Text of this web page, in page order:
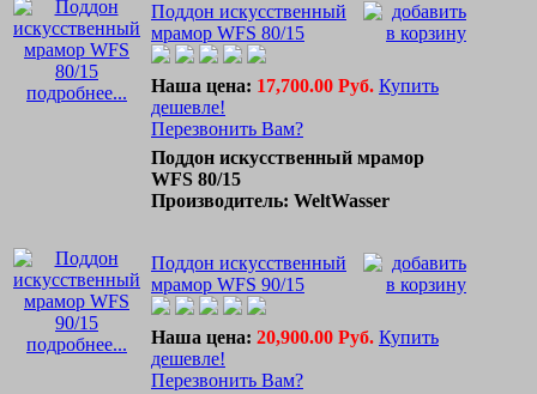
подробнее...
Поддон искусственный
мрамор WFS 80/15
Наша цена: 17,700.00 Руб. Купить
дешевле!
Перезвонить Вам?
Поддон искусственный мрамор
WFS 80/15
Производитель: WeltWasser
подробнее...
Поддон искусственный
мрамор WFS 90/15
Наша цена: 20,900.00 Руб. Купить
дешевле!
Перезвонить Вам?